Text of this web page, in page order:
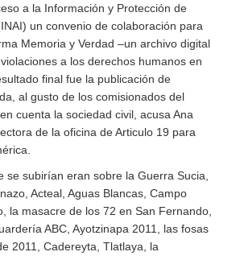
a la Información y Protección de
un convenio de colaboración para
Memoria y Verdad –un archivo digital
a los derechos humanos en
final fue la publicación de
al gusto de los comisionados del
cuenta la sociedad civil, acusa Ana
de la oficina de Articulo 19 para
se subirían eran sobre la Guerra Sucia,
Acteal, Aguas Blancas, Campo
la masacre de los 72 en San Fernando,
ABC, Ayotzinapa 2011, las fosas
2011, Cadereyta, Tlatlaya, la